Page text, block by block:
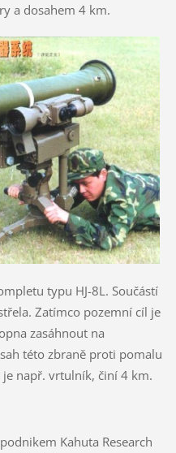
a dosahem 4 km.
typu HJ-8L. Součástí
Zatímco pozemní cíl je
zasáhnout na
této zbraně proti pomalu
např. vrtulník, činí 4 km.
Kahuta Research